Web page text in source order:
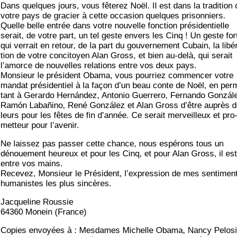
Dans quelques jours, vous fête­rez Noël. Il est dans la tra­di­tion
votre pays de gra­cier à cette occa­sion quelques pri­son­niers.
Quelle belle entrée dans votre nou­velle fonc­tion pré­si­den­tielle
serait, de votre part, un tel geste envers les Cinq ! Un geste
qui ver­rait en retour, de la part du gou­ver­ne­ment Cubain, la
tion de votre conci­toyen Alan Gross, et bien au-delà, qui serait
l’amorce de nou­velles rela­tions entre vos deux pays.
Mon­sieur le pré­sident Oba­ma, vous pour­riez com­men­cer votre
man­dat pré­si­den­tiel à la façon d’un beau conte de Noël, en
tant à Gerar­do Hernán­dez, Anto­nio Guer­re­ro, Fer­nan­do
Ramón Labañi­no, René Gonzá­lez et Alan Gross d’être auprès
leurs pour les fêtes de fin d’année. Ce serait mer­veilleux et pro­
met­teur pour l’avenir.
Ne lais­sez pas pas­ser cette chance, nous espé­rons tous un
dénoue­ment heu­reux et pour les Cinq, et pour Alan Gross, il est
entre vos mains.
Rece­vez, Mon­sieur le Pré­sident, l’expression de mes
huma­nistes les plus sincères.
Jac­que­line Roussie
64360 Monein (France)
Copies envoyées à : Mes­dames Michelle Oba­ma, Nan­cy